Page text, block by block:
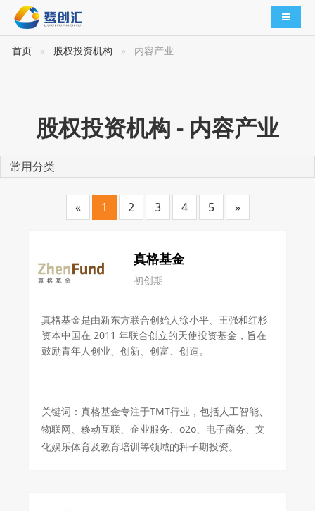
导航切
首页 股权投资机构 内容产业
股权投资机构 - 内容产业
常用分类
« 1 2 3 4 5 »
真格基金
初创期
真格基金是由新东方联合创始人徐小平、王强和红杉
资本中国在 2011 年联合创立的天使投资基金，旨在
鼓励青年人创业、创新、创富、创造。
关键词：真格基金专注于TMT行业，包括人工智能、
物联网、移动互联、企业服务、o2o、电子商务、文
化娱乐体育及教育培训等领域的种子期投资。